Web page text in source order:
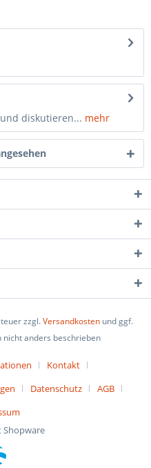
diskutieren... mehr
zzgl.Versandkosten und ggf.
nicht anders beschrieben
Kontakt
Datenschutz
AGB
Shopware